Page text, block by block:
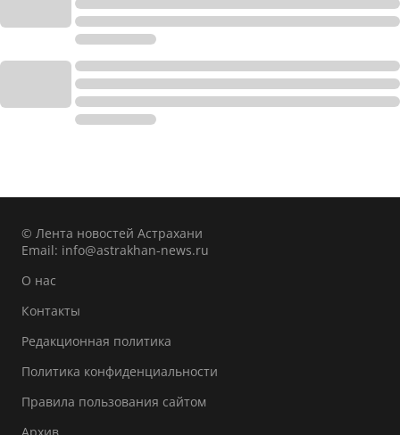
© Лента новостей Астрахани
Email: info@astrakhan-news.ru
О нас
Контакты
Редакционная политика
Политика конфиденциальности
Правила пользования сайтом